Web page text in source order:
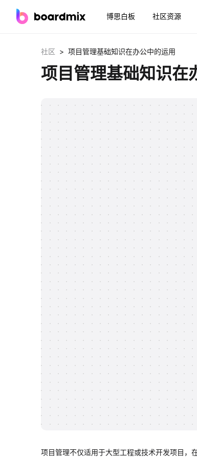
博思白板 社区资源
社区 > 项目管理基础知识在办公中的运用
项目管理基础知识在
项目管理不仅适用于大型工程或技术开发项目，